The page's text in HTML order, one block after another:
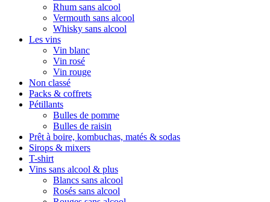
Rhum sans alcool
Vermouth sans alcool
Whisky sans alcool
Les vins
Vin blanc
Vin rosé
Vin rouge
Non classé
Packs & coffrets
Pétillants
Bulles de pomme
Bulles de raisin
Prêt à boire, kombuchas, matés & sodas
Sirops & mixers
T-shirt
Vins sans alcool & plus
Blancs sans alcool
Rosés sans alcool